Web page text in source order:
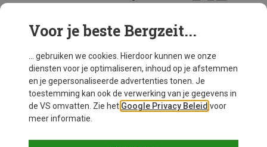
MEER BEKIJKEN
Freeriden met Picture
Voor je beste Bergzeit...
... gebruiken we cookies. Hierdoor kunnen we onze
diensten voor je optimaliseren, inhoud op je afstemmen
en je gepersonaliseerde advertenties tonen. Je
toestemming kan ook de verwerking van je gegevens in
de VS omvatten. Zie het Google Privacy Beleid voor
meer informatie.